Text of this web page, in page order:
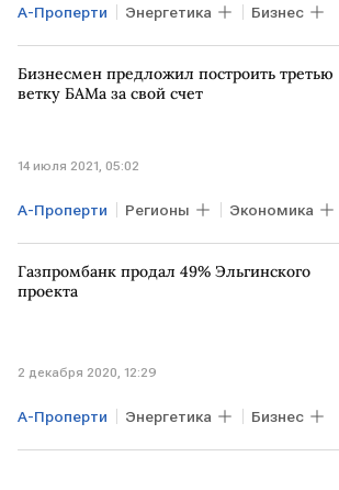
А-Проперти Энергетика Бизнес
Газ РОССИЯ КИТАЙ ТЭК
Бизнесмен предложил построить третью
ветку БАМа за свой счет
14 июля 2021, 05:02
А-Проперти Регионы Экономика
РЖД Ростех Олег Белозеров
БАМ
Газпромбанк продал 49% Эльгинского
проекта
2 декабря 2020, 12:29
А-Проперти Энергетика Бизнес
Экономика Мечел Газпромбанк